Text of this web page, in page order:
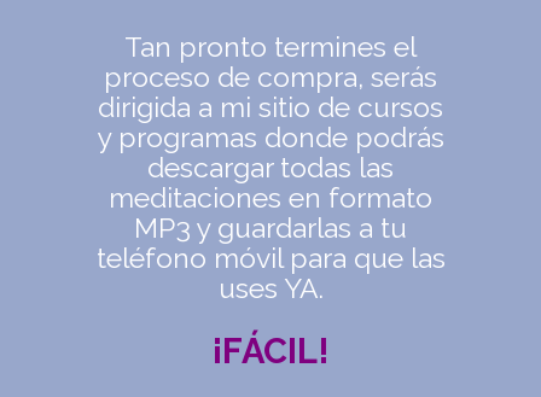
Tan pronto termines el
proceso de compra, serás
dirigida a mi sitio de cursos
y programas donde podrás
descargar todas las
meditaciones en formato
MP3 y guardarlas a tu
teléfono móvil para que las
uses YA.
¡FÁCIL!